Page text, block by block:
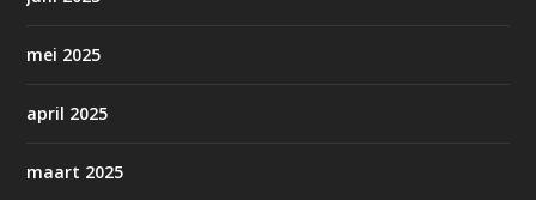
mei 2025
april 2025
maart 2025